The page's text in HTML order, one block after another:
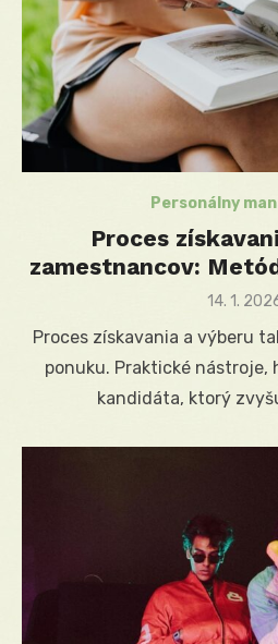
Personálny
Proces
zamestnancov:
Posted
14. 1.
Proces získavania a výberu
ponuku. Praktické nástroje,
kandidáta, ktorý